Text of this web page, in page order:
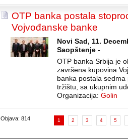
OTP banka postala
Vojvođanske banke
Novi Sad, 11.
Saopštenje -
OTP banka Srbija je
završena kupovina
banka postala
tržištu, sa ukupnim
Organizacija: Golin
1 2 3 4 5
Objava: 814